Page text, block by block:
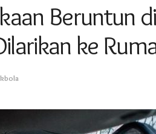
Beruntun
ke